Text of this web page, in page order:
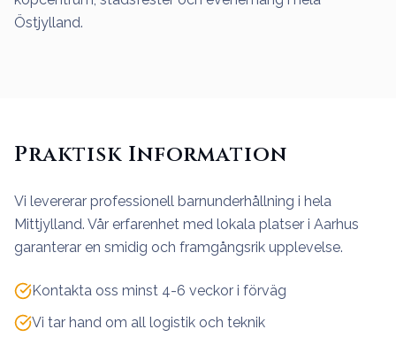
Östjylland.
Praktisk Information
Vi levererar professionell barnunderhållning i hela
Mittjylland. Vår erfarenhet med lokala platser i Aarhus
garanterar en smidig och framgångsrik upplevelse.
Kontakta oss minst 4-6 veckor i förväg
Vi tar hand om all logistik och teknik